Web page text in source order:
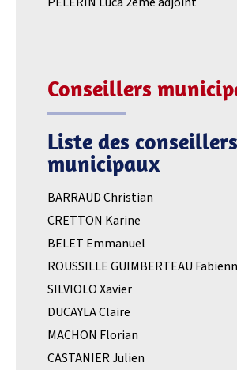
Conseillers
Liste des conseillers
municipaux
BARRAUD Christian
CRETTON Karine
BELET Emmanuel
ROUSSILLE GUIMBERTEAU
SILVIOLO Xavier
DUCAYLA Claire
MACHON Florian
CASTANIER Julien